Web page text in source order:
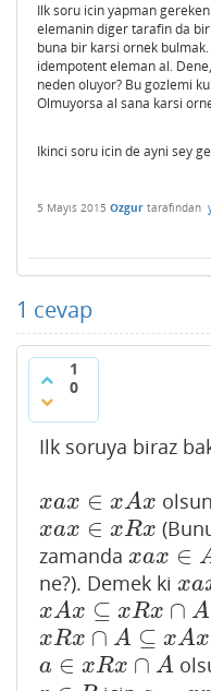
Ilk soru icin yapman
elemanin diger tarafin da
buna bir karsi ornek
idempotent eleman al.
neden oluyor? Bu gozlemi
Olmuyorsa al sana karsi
Ikinci soru icin de ayni sey
5 Mayıs 2015 Ozgur tarafından
1 cevap
1
0
Ilk soruya biraz
xax ∈ xAx
xax∈ xA x
xax ∈ xRx
xax∈ xR x
zamanda xax ∈
xax∈ A
ne?). Demek ki xa
xax
xAx ⊆ xRx ∩ A
xAx⊆ xRx∩A
xRx ∩ A ⊆ xAx
xRx∩ A⊆ xA x
a ∈ xRx ∩ A
a∈x Rx∩A